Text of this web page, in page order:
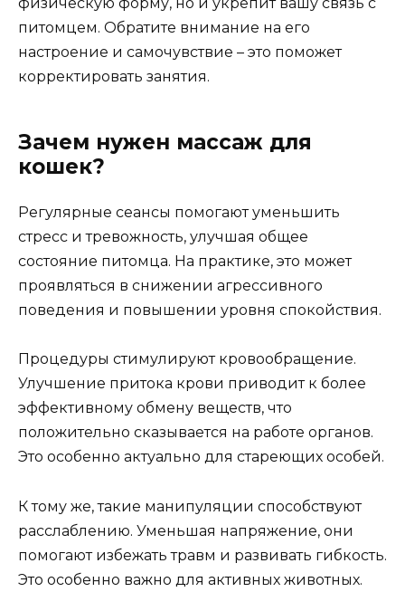
питомцем. Обратите внимание на его
настроение и самочувствие – это поможет
корректировать занятия.
Зачем нужен массаж для
кошек?
Регулярные сеансы помогают уменьшить
стресс и тревожность, улучшая общее
состояние питомца. На практике, это может
проявляться в снижении агрессивного
поведения и повышении уровня спокойствия.
Процедуры стимулируют кровообращение.
Улучшение притока крови приводит к более
эффективному обмену веществ, что
положительно сказывается на работе органов.
Это особенно актуально для стареющих особей.
К тому же, такие манипуляции способствуют
расслаблению. Уменьшая напряжение, они
помогают избежать травм и развивать гибкость.
Это особенно важно для активных животных.